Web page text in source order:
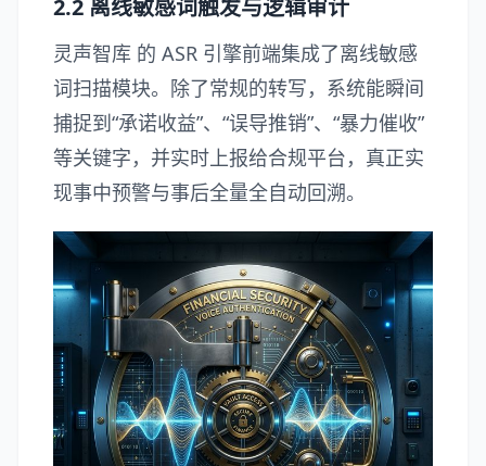
2.2 离线敏感词触发与逻辑审计
灵声智库 的 ASR 引擎前端集成了离线敏感
词扫描模块。除了常规的转写，系统能瞬间
捕捉到“承诺收益”、“误导推销”、“暴力催收”
等关键字，并实时上报给合规平台，真正实
现事中预警与事后全量全自动回溯。